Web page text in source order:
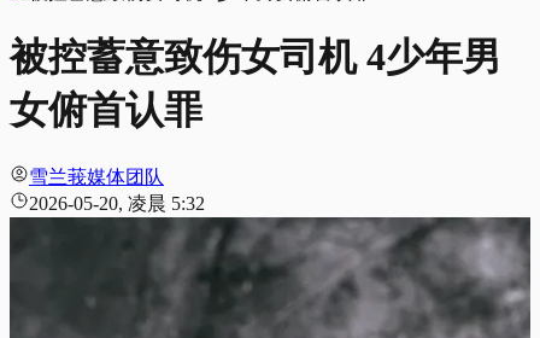
被控蓄意致伤女司机 4少年男
女俯首认罪
雪兰莪媒体团队
2026-05-20, 凌晨 5:32